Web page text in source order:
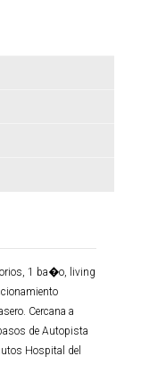
1 ba�o, living
Cercana a
de Autopista
Hospital del